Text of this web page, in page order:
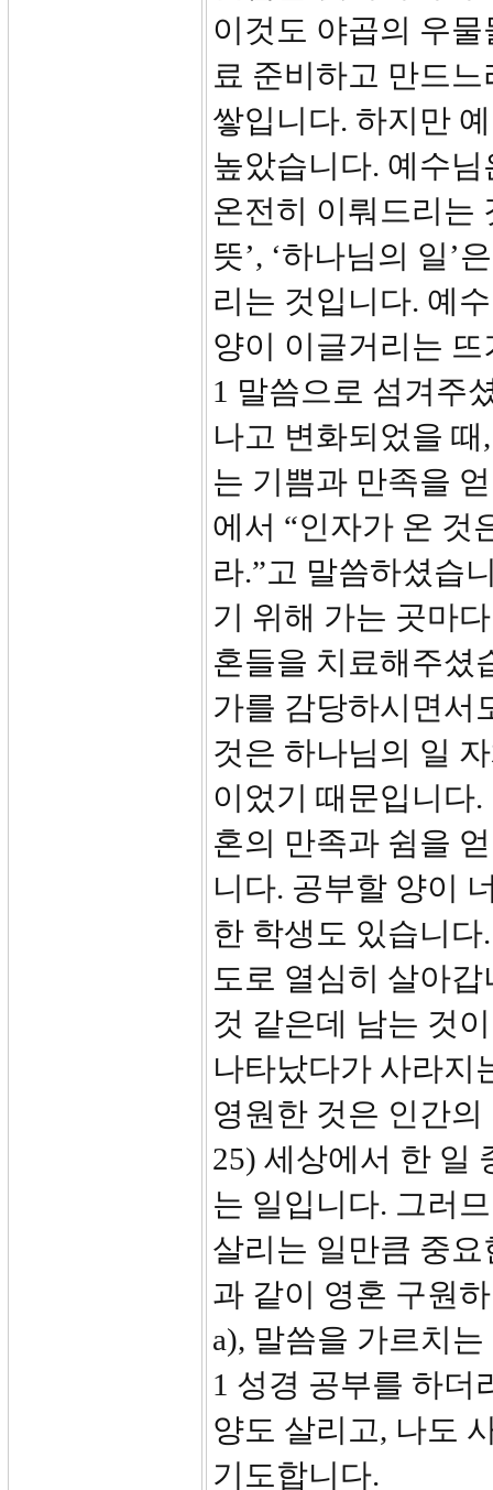
이것도 야곱의 우
료 준비하고 만드
쌓입니다. 하지만
높았습니다. 예수
온전히 이뤄드리는
뜻’, ‘하나님의 일’
리는 것입니다. 예
양이 이글거리는
1 말씀으로 섬겨주
나고 변화되었을
는 기쁨과 만족을
에서 “인자가 온 것
라.”고 말씀하셨습
기 위해 가는 곳마
혼들을 치료해주셨
가를 감당하시면서
것은 하나님의 일
이었기 때문입니다
혼의 만족과 쉼을
니다. 공부할 양이
한 학생도 있습니
도로 열심히 살아
것 같은데 남는 것
나타났다가 사라지
영원한 것은 인간
25) 세상에서 한 일
는 일입니다. 그러
살리는 일만큼 중
과 같이 영혼 구원
a), 말씀을 가르치
1 성경 공부를 하더
양도 살리고, 나도
기도합니다.